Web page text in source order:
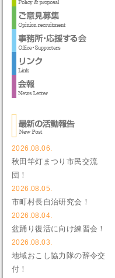
2026.08.06.
秋田竿灯まつり市民交流
団！
2026.08.05.
市町村長自治研究会！
2026.08.04.
盆踊り復活に向け練習会！
2026.08.03.
地域おこし協力隊の辞令交
付！